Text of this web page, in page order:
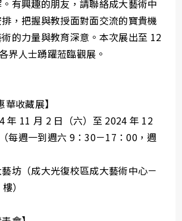
有興趣的朋友，請聯絡成大藝術中
，把握與教授面對面交流的寶貴機
的力量與教育深意。本次展出至 12
界人士踴躍蒞臨觀展。
華收藏展】
年 11 月 2 日（六）至 2024 年 12
每週一到週六 9：30－17：00，週
坊（成大光復校區成大藝術中心－
）